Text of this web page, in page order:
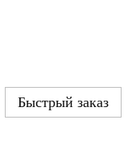
Быстрый заказ